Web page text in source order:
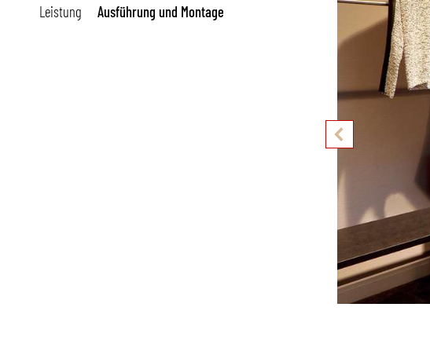
Leistung
Ausführung und Montage